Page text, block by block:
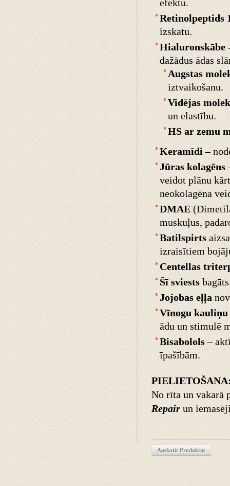
efektu.
Retinolpeptids
izskatu.
Hialuronskābe
dažādus ādas
Augstas
iztvaikošanu.
Vidējas
un elastību.
HS ar zemu
Keramīdi–
Jūras kolagēns
veidot plānu
neokolagēna
DMAE
muskuļus,
Batilspirts
izraisītiem
Centellas
Šī sviests
Jojobas eļļa
Vīnogu kauliņu
ādu un stimulē
Bisabolols–
īpašībām.
No rīta un vakarā
Repair un
Apskatīt Produktus